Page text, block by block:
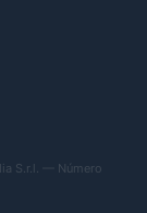
S.r.l. — Número